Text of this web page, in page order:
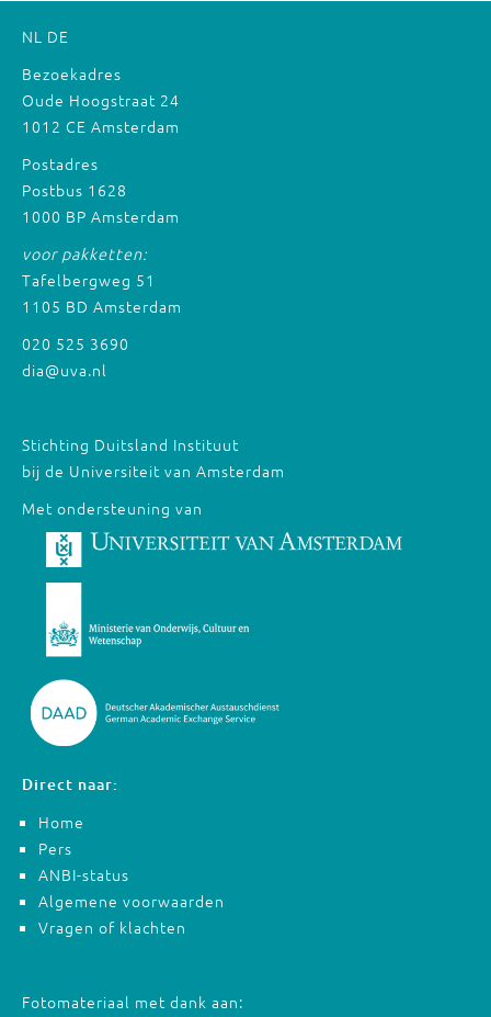
NL DE
Bezoekadres
Oude Hoogstraat 24
1012 CE Amsterdam
Postadres
Postbus 1628
1000 BP Amsterdam
voor pakketten:
Tafelbergweg 51
1105 BD Amsterdam
020 525 3690
dia@uva.nl
Stichting Duitsland Instituut
bij de Universiteit van Amsterdam
Met ondersteuning van
Direct naar:
Home
Pers
ANBI-status
Algemene voorwaarden
Vragen of klachten
Fotomateriaal met dank aan: